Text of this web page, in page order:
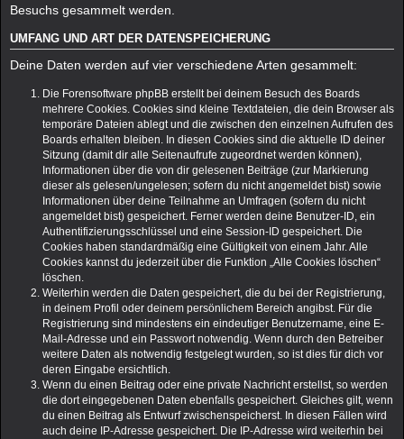
Besuchs gesammelt werden.
UMFANG UND ART DER DATENSPEICHERUNG
Deine Daten werden auf vier verschiedene Arten gesammelt:
Die Forensoftware phpBB erstellt bei deinem Besuch des Boards
mehrere Cookies. Cookies sind kleine Textdateien, die dein Browser als
temporäre Dateien ablegt und die zwischen den einzelnen Aufrufen des
Boards erhalten bleiben. In diesen Cookies sind die aktuelle ID deiner
Sitzung (damit dir alle Seitenaufrufe zugeordnet werden können),
Informationen über die von dir gelesenen Beiträge (zur Markierung
dieser als gelesen/ungelesen; sofern du nicht angemeldet bist) sowie
Informationen über deine Teilnahme an Umfragen (sofern du nicht
angemeldet bist) gespeichert. Ferner werden deine Benutzer-ID, ein
Authentifizierungsschlüssel und eine Session-ID gespeichert. Die
Cookies haben standardmäßig eine Gültigkeit von einem Jahr. Alle
Cookies kannst du jederzeit über die Funktion „Alle Cookies löschen“
löschen.
Weiterhin werden die Daten gespeichert, die du bei der Registrierung,
in deinem Profil oder deinem persönlichem Bereich angibst. Für die
Registrierung sind mindestens ein eindeutiger Benutzername, eine E-
Mail-Adresse und ein Passwort notwendig. Wenn durch den Betreiber
weitere Daten als notwendig festgelegt wurden, so ist dies für dich vor
deren Eingabe ersichtlich.
Wenn du einen Beitrag oder eine private Nachricht erstellst, so werden
die dort eingegebenen Daten ebenfalls gespeichert. Gleiches gilt, wenn
du einen Beitrag als Entwurf zwischenspeicherst. In diesen Fällen wird
auch deine IP-Adresse gespeichert. Die IP-Adresse wird weiterhin bei